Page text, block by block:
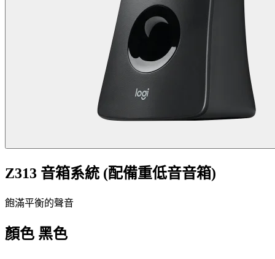
Z313 音箱系統 (配備重低音音箱)
飽滿平衡的聲音
顏色 黑色